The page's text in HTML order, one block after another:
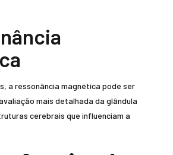
a ressonância magnética pode ser
mais detalhada da glândula
cerebrais que influenciam a